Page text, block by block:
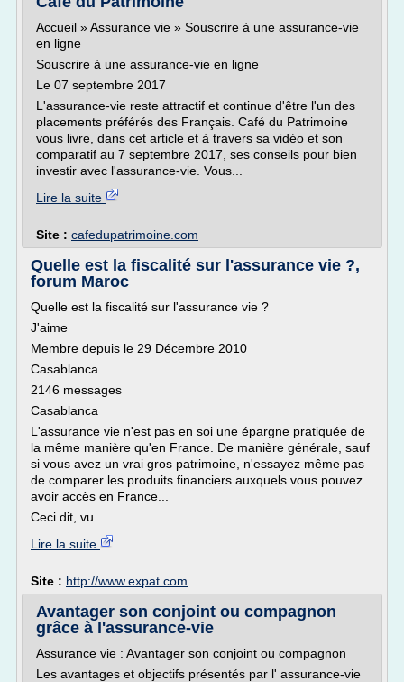
Accueil » Assurance vie » Souscrire à une assurance-vie
en ligne
Souscrire à une assurance-vie en ligne
Le 07 septembre 2017
L'assurance-vie reste attractif et continue d'être l'un des
placements préférés des Français. Café du Patrimoine
vous livre, dans cet article et à travers sa vidéo et son
comparatif au 7 septembre 2017, ses conseils pour bien
investir avec l'assurance-vie. Vous...
Lire la suite
Site : cafedupatrimoine.com
Quelle est la fiscalité sur l'assurance vie ?,
forum Maroc
Quelle est la fiscalité sur l'assurance vie ?
J'aime
Membre depuis le 29 Décembre 2010
Casablanca
2146 messages
Casablanca
L'assurance vie n'est pas en soi une épargne pratiquée de
la même manière qu'en France. De manière générale, sauf
si vous avez un vrai gros patrimoine, n'essayez même pas
de comparer les produits financiers auxquels vous pouvez
avoir accès en France...
Ceci dit, vu...
Lire la suite
Site : http://www.expat.com
Avantager son conjoint ou compagnon
grâce à l'assurance-vie
Assurance vie : Avantager son conjoint ou compagnon
Les avantages et objectifs présentés par l' assurance-vie